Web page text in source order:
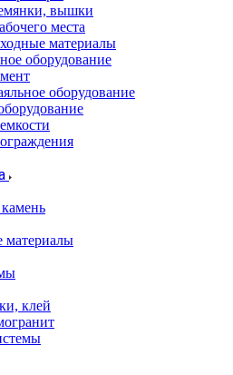
вышки
места
материалы
оборудование
оборудование
материалы
клей